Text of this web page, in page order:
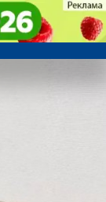
серьги
жертвой
серьги
жертвой